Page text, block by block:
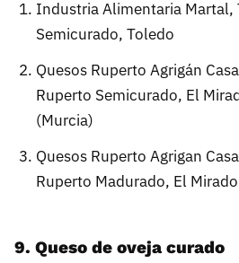
Industria Alimentaria Martal,
Semicurado, Toledo
Quesos Ruperto Agrigán
Ruperto Semicurado, El
(Murcia)
Quesos Ruperto Agrigan
Ruperto Madurado, El
9. Queso de oveja curado